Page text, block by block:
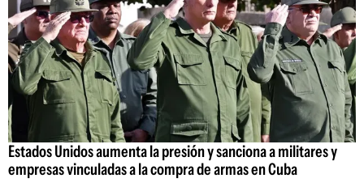
Estados Unidos aumenta la presión y sanciona a militares y
empresas vinculadas a la compra de armas en Cuba